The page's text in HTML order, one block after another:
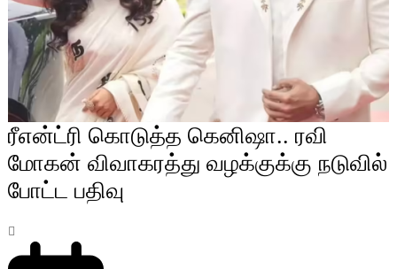
ரீஎன்ட்ரி கொடுத்த கெனிஷா.. ரவி
மோகன் விவாகரத்து வழக்குக்கு நடுவில்
போட்ட பதிவு